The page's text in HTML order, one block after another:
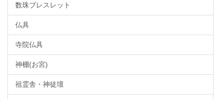
数珠ブレスレット
仏具
寺院仏具
神棚(お宮)
祖霊舎・神徒壇